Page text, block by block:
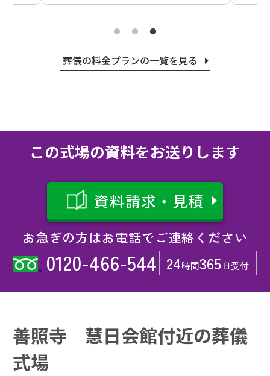
葬儀の料金プランの一覧を見る
この式場の資料をお送りします
お急ぎの方はお電話でご連絡ください
24時間365日受付
0120-466-544
資料請求・見積
善照寺 慧日会館付近の葬儀
式場